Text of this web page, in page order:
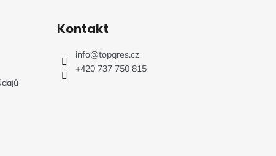
Kontakt
info@topgres.cz
+420 737 750 815